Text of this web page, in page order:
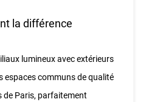
la différence
lumineux avec extérieurs
espaces communs de qualité
de Paris, parfaitement